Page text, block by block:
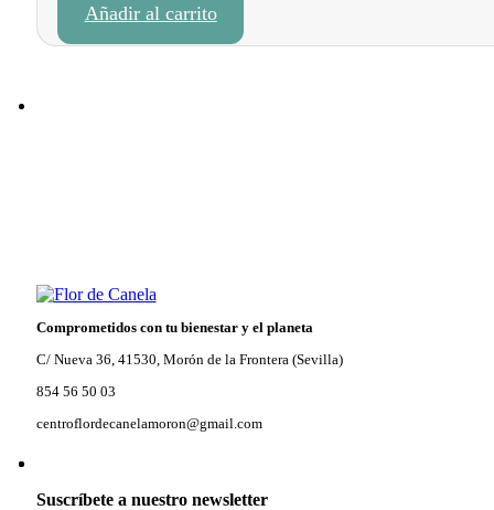
original
era:
actual
es:
Añadir al carrito
Comprometidos con tu bienestar y el planeta
C/ Nueva 36, 41530, Morón de la Frontera (Sevilla)
854 56 50 03
centroflordecanelamoron@gmail.com
Suscríbete a nuestro newsletter